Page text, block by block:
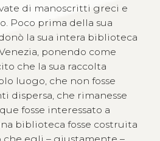
di manoscritti greci e
Poco prima della sua
la sua intera biblioteca
ponendo come
che la sua raccolta
luogo, che non fosse
dispersa, che rimanesse
fosse interessato a
biblioteca fosse costruita